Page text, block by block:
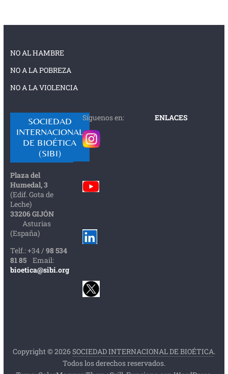
NO AL HAMBRE
NO A LA POBREZA
NO A LA VIOLENCIA
SOCIEDAD
INTERNACIONAL
DE BIOÉTICA
(SIBI)
Plaza del
Humedal, 3
(Edif. Gota de
Leche)
33206 GIJÓN
Asturias
(España)
Telf.: +34 / 98 534
81 85
Email:
bioetica@sibi.org
Síguenos en: ENLACES
Copyright © 2026SOCIEDAD INTERNACIONAL DE BIOÉTICA.
Todos los derechos reservados.